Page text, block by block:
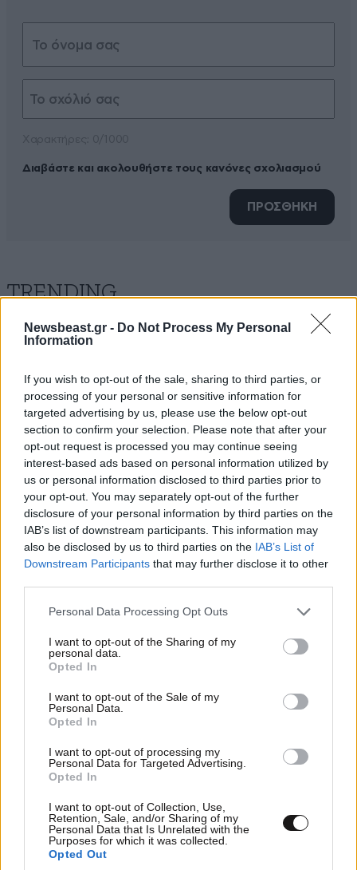
Newsbeast.gr - Do Not Process My Personal
Information
If you wish to opt-out of the sale, sharing to third parties, or
processing of your personal or sensitive information for
targeted advertising by us, please use the below opt-out
section to confirm your selection. Please note that after your
opt-out request is processed you may continue seeing
interest-based ads based on personal information utilized by
us or personal information disclosed to third parties prior to
your opt-out. You may separately opt-out of the further
disclosure of your personal information by third parties on the
IAB’s list of downstream participants. This information may
also be disclosed by us to third parties on the IAB’s List of
Downstream Participants that may further disclose it to other
Please note that this website/app uses one or more Google
not limited to your visit or usage behaviour. You may click to
grant or deny consent to Google and its third-party tags to
use your data for below specified purposes in below Google
consent section.
Personal Data Processing Opt Outs
I want to opt-out of the Sharing of my
personal data.
Opted In
I want to opt-out of the Sale of my
Personal Data.
Opted In
I want to opt-out of processing my
Personal Data for Targeted Advertising.
Opted In
I want to opt-out of Collection, Use,
Retention, Sale, and/or Sharing of my
Personal Data that Is Unrelated with the
Purposes for which it was collected.
Opted Out
Διαβάστε και ακολουθήστε τους κανόνες σχολιασμού
ΠΡΟΣΘΗΚΗ
TRENDING
08·08·2026 13:03
εκκρεμότητες